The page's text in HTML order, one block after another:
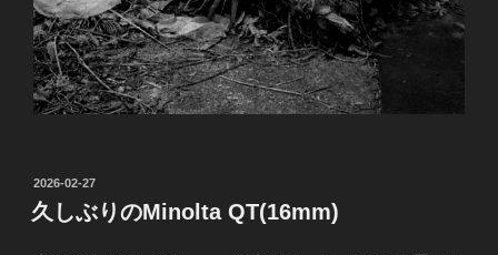
投
稿
日:
2026-02-27
久しぶりのMinolta QT(16mm)